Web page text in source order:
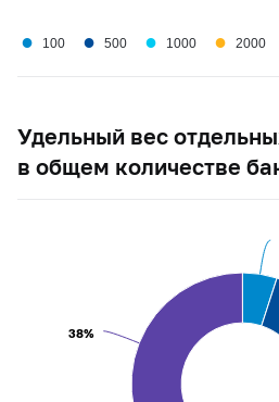
Удельный вес
в общем количестве
● 100 ● 500 ● 1000 ● 2000
38%
38%